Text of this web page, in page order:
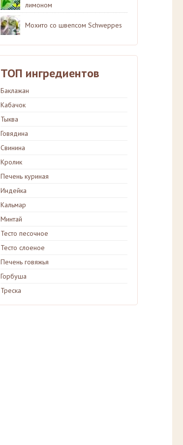
лимоном
Мохито со швепсом Schweppes
ТОП ингредиентов
Баклажан
Кабачок
Тыква
Говядина
Свинина
Кролик
Печень куриная
Индейка
Кальмар
Минтай
Тесто песочное
Тесто слоеное
Печень говяжья
Горбуша
Треска